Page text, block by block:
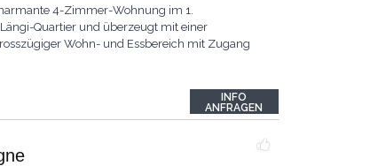
4-Zimmer-Wohnung im 1.
Quartier und überzeugt mit einer
Wohn- und Essbereich mit Zugang
INFO
ANFRAGEN